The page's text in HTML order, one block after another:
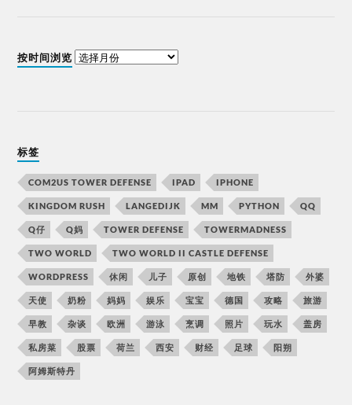
按时间浏览
标签
COM2US TOWER DEFENSE IPAD IPHONE
KINGDOM RUSH LANGEDIJK MM PYTHON QQ
Q仔 Q妈 TOWER DEFENSE TOWERMADNESS
TWO WORLD TWO WORLD II CASTLE DEFENSE
WORDPRESS 休闲 儿子 原创 地铁 塔防 外婆
天使 奶粉 妈妈 娱乐 宝宝 德国 攻略 旅游
早教 杂谈 欧洲 游泳 烹调 照片 玩水 盖房
私房菜 股票 荷兰 西安 财经 足球 阳朔
阿姆斯特丹